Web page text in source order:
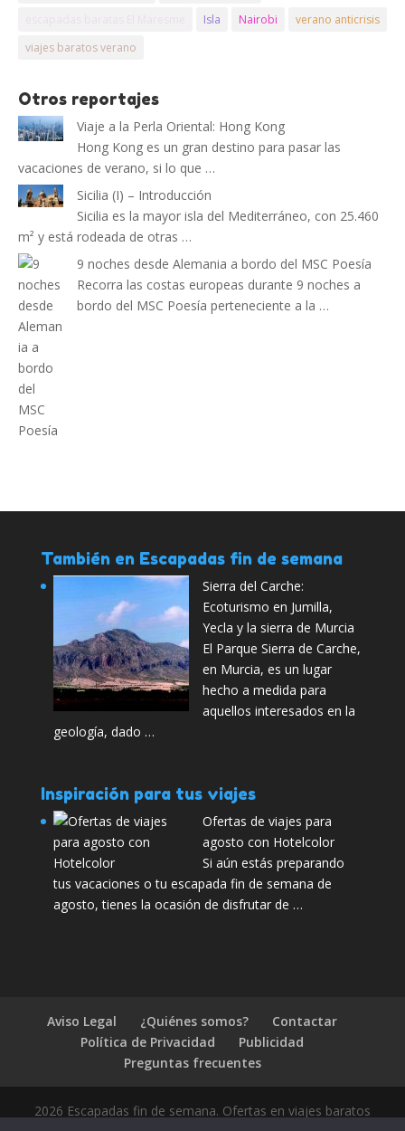
Isla Nairobi
verano anticrisis
viajes baratos verano
Otros reportajes
Viaje a la Perla Oriental: Hong Kong
Hong Kong es un gran destino para pasar las
vacaciones de verano, si lo que …
Sicilia (I) – Introducción
Sicilia es la mayor isla del Mediterráneo, con 25.460
m² y está rodeada de otras …
9 noches desde Alemania a bordo del MSC Poesía
Recorra las costas europeas durante 9 noches a
bordo del MSC Poesía perteneciente a la …
También en Escapadas fin de semana
Sierra del Carche:
Ecoturismo en Jumilla,
Yecla y la sierra de Murcia
El Parque Sierra de Carche,
en Murcia, es un lugar
hecho a medida para
aquellos interesados en la
geología, dado …
Inspiración para tus viajes
Ofertas de viajes para
agosto con Hotelcolor
Si aún estás preparando
tus vacaciones o tu escapada fin de semana de
agosto, tienes la ocasión de disfrutar de …
Aviso Legal ¿Quiénes somos?
Contactar
Política de Privacidad
Publicidad
Preguntas frecuentes
2026 Escapadas fin de semana. Ofertas en viajes baratos